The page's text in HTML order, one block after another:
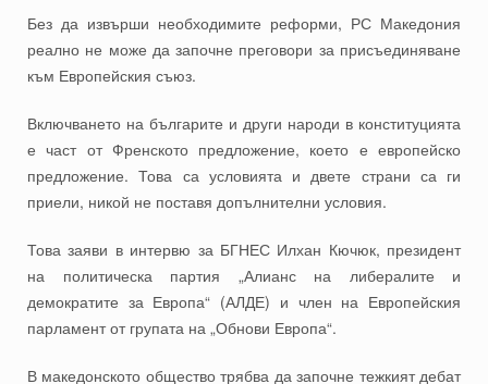
Без да извърши необходимите реформи, РС Македония
реално не може да започне преговори за присъединяване
към Европейския съюз.
Включването на българите и други народи в конституцията
е част от Френското предложение, което е европейско
предложение. Това са условията и двете страни са ги
приели, никой не поставя допълнителни условия.
Това заяви в интервю за БГНЕС Илхан Кючюк, президент
на политическа партия „Алианс на либералите и
демократите за Европа“ (АЛДЕ) и член на Европейския
парламент от групата на „Обнови Европа“.
В македонското общество трябва да започне тежкият дебат